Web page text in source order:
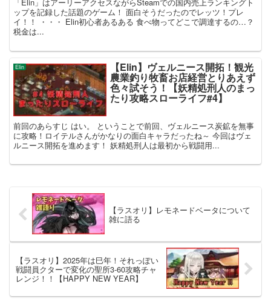
ップを記録した話題のゲーム！ 面白そうだったのでレッツ！プレ
イ！！ ・・・ Elin初心者あるある 食べ物ってどこで調達するの…？
税金は...
Elin 【Elin】ヴェルニース開拓！観光
農業釣り牧畜お店経営とりあえず
色々試そう！【妖精処刑人のまっ
たり攻略スローライフ#4】
前回のあらすじ はい。 ということで前回、ヴェルニース炭鉱を無事
に攻略！ロイテルさんがかなりの面白キャラだったね～ 今回はヴェ
ルニース開拓を進めます！ 妖精処刑人は最初から戦闘用...
【ラスオリ】レモネードベータについて
雑に語る
【ラスオリ】2025年は巳年！それっぽい
戦闘員クターで変化の聖所3-60攻略チャ
レンジ！！【HAPPY NEW YEAR】